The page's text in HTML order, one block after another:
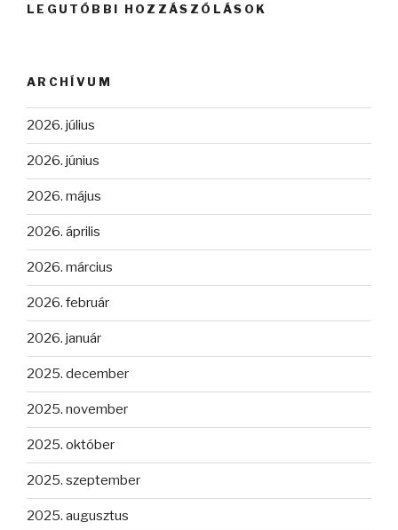
LEGUTÓBBI HOZZÁSZÓLÁSOK
ARCHÍVUM
2026. július
2026. június
2026. május
2026. április
2026. március
2026. február
2026. január
2025. december
2025. november
2025. október
2025. szeptember
2025. augusztus